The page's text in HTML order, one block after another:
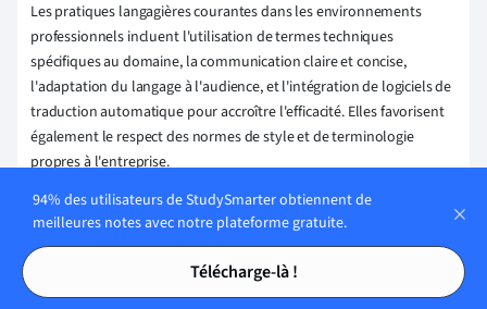
Tables des matières
Tables des matières
Les pratiques langagières courantes dans les environnements
professionnels incluent l'utilisation de termes techniques
spécifiques au domaine, la communication claire et concise,
l'adaptation du langage à l'audience, et l'intégration de logiciels de
traduction automatique pour accroître l'efficacité. Elles favorisent
également le respect des normes de style et de terminologie
propres à l'entreprise.
Comment les pratiques langagières évoluent-elles avec
les nouvelles technologies ?
Les pratiques langagières évoluent avec les nouvelles technologies
en facilitant la communication instantanée, la traduction
94% des utilisateurs de StudySmarter obtiennent de
meilleures notes avec notre plateforme gratuite.
Télécharge-là !